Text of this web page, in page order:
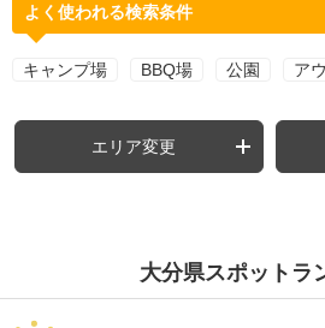
よく使われる検索条件
キャンプ場 BBQ場 公園 ア
エリア変更
大分県スポットラ